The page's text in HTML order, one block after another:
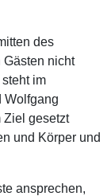
des
nicht
im
Wolfgang
Ziel gesetzt
und Körper und
ansprechen,